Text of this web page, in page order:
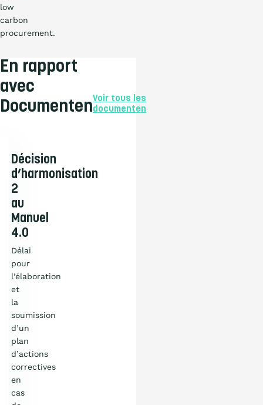
low
carbon
procurement.
En rapport
avec
DocumentenVoir tous les
documenten
Décision
d’harmonisation
2
au
Manuel
4.0
Délai
pour
l’élaboration
et
la
soumission
d’un
plan
d’actions
correctives
en
cas